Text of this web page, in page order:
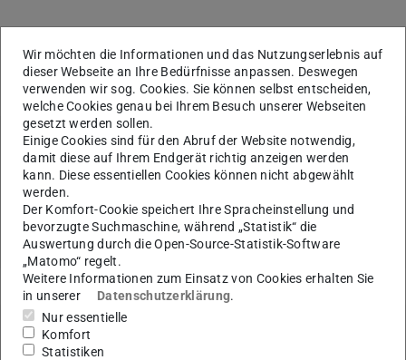
KONTAKT
Themen
Funktionale Materialien (FM)
Weitere Artikel
Wir möchten die Informationen und das Nutzungserlebnis auf
dieser Webseite an Ihre Bedürfnisse anpassen. Deswegen
verwenden wir sog. Cookies. Sie können selbst entscheiden,
welche Cookies genau bei Ihrem Besuch unserer Webseiten
gesetzt werden sollen.
Einige Cookies sind für den Abruf der Website notwendig,
damit diese auf Ihrem Endgerät richtig anzeigen werden
kann. Diese essentiellen Cookies können nicht abgewählt
werden.
Der Komfort-Cookie speichert Ihre Spracheinstellung und
bevorzugte Suchmaschine, während „Statistik“ die
Auswertung durch die Open-Source-Statistik-Software
„Matomo“ regelt.
Weitere Informationen zum Einsatz von Cookies erhalten Sie
in unserer
Datenschutzerklärung.
Nur essentielle
Komfort
Statistiken